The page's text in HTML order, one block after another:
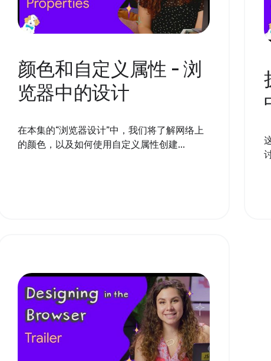
颜色和自定义属性 - 浏
览器中的设计
在本集的“浏览器设计”中，我们将了解网络上
的颜色，以及如何使用自定义属性创建...